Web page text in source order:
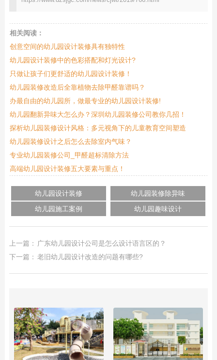
相关阅读：
创意空间的幼儿园设计装修具有独特性
幼儿园设计装修中的色彩搭配和灯光设计?
只做让孩子们更舒适的幼儿园设计装修！
幼儿园装修改造后全靠植物去除甲醛靠谱吗？
办最自由的幼儿园所，做最专业的幼儿园设计装修!
幼儿园翻新异味大怎么办？深圳幼儿园装修公司教你几招！
探析幼儿园装修设计风格：多元视角下的儿童教育空间塑造
幼儿园装修设计之后怎么去除室内气味？
专业幼儿园装修公司_甲醛超标清除方法
高端幼儿园设计装修五大要素与重点！
幼儿园设计装修
幼儿园装修除异味
幼儿园施工案例
幼儿园趣味设计
上一篇：
广东幼儿园设计公司是怎么设计语言区的？
下一篇： 老旧幼儿园设计改造的问题有哪些?